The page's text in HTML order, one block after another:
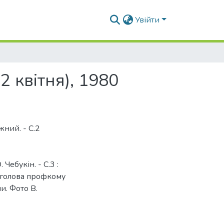
Увійти
квітня), 1980
- С.2
Чебукін. - С.3 :
профкому
Фото В.